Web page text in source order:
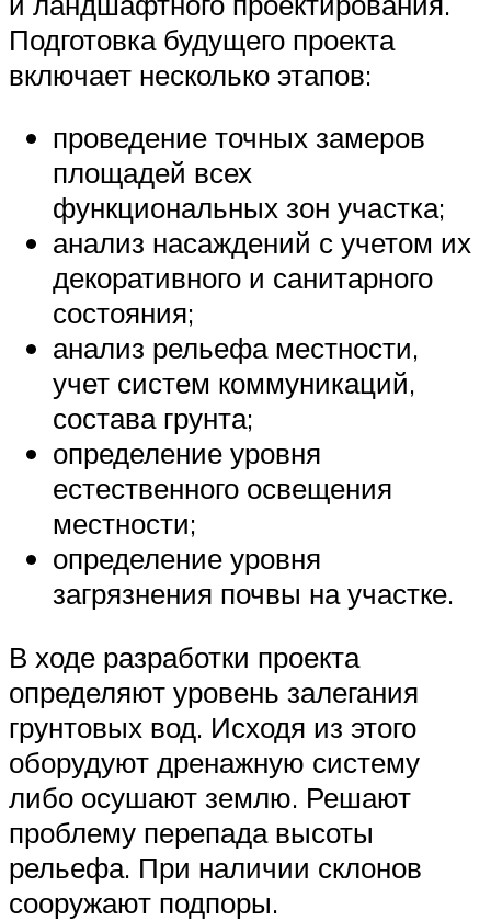
Подготовка будущего проекта
включает несколько этапов:
проведение точных замеров
площадей всех
функциональных зон участка;
анализ насаждений с учетом их
декоративного и санитарного
состояния;
анализ рельефа местности,
учет систем коммуникаций,
состава грунта;
определение уровня
естественного освещения
местности;
определение уровня
загрязнения почвы на участке.
В ходе разработки проекта
определяют уровень залегания
грунтовых вод. Исходя из этого
оборудуют дренажную систему
либо осушают землю. Решают
проблему перепада высоты
рельефа. При наличии склонов
сооружают подпоры.